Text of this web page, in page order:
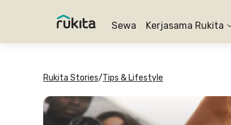
Sewa Kerjasama Rukita
Rukita Stories/Tips & Lifestyle